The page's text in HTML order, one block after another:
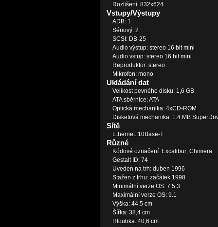
Rozlišení: 832x624
Vstupy/Výstupy
ADB: 1
Sériový: 2
SCSI: DB-25
Audio výstup: stereo 16 bit mini
Audio vstup: stereo 16 bit mini
Reproduktor: stereo
Mikrofon: mono
Ukládání dat
Velikost pevného disku: 1,6 GB
ATA sběrnice: ATA
Optická mechanika: 4xCD-ROM
Disketová mechanika: 1.4 MB
Sítě
Ethernet: 10Base-T
Různé
Kódové označení: Excalibur; Chimera
Gestalt ID: 74
Uveden na trh: duben 1996
Stažen z trhu: začátek 1998
Minimální verze OS: 7.5.3
Maximální verze OS: 9.1
Výška: 44,5 cm
Šířka: 38,4 cm
Hloubka: 40,6 cm